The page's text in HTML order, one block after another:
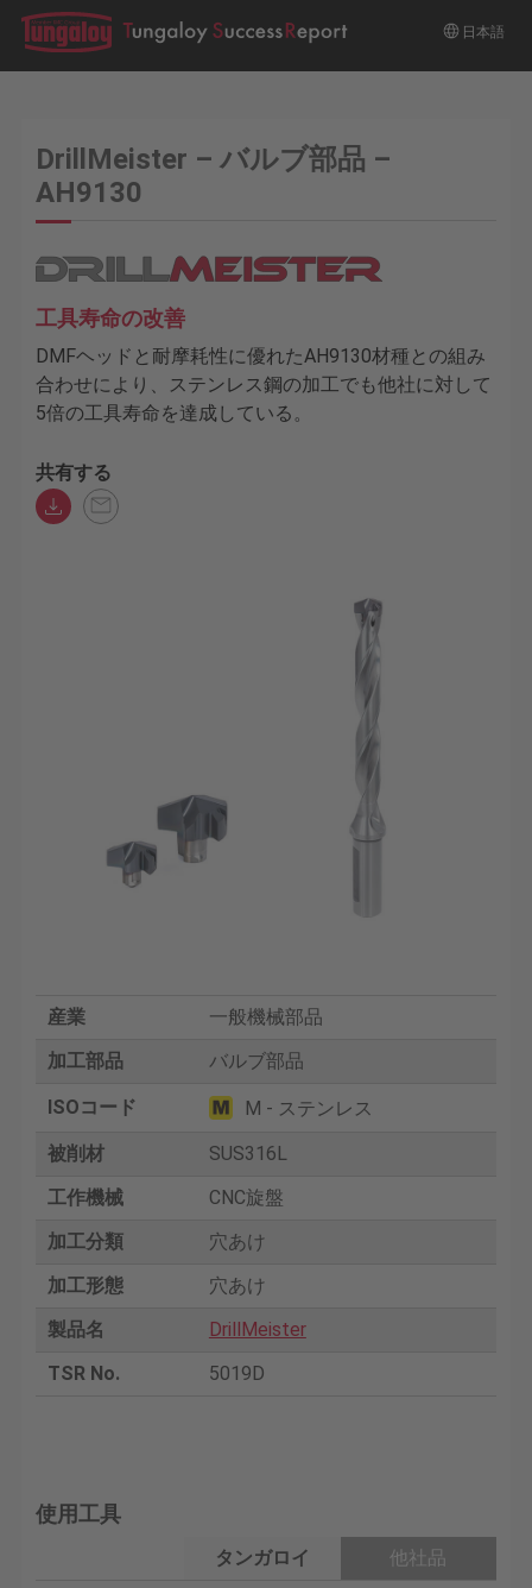
日本語
DrillMeister – バルブ部品 –
AH9130
工具寿命の改善
DMFヘッドと耐摩耗性に優れたAH9130材種との組み
合わせにより、ステンレス鋼の加工でも他社に対して
5倍の工具寿命を達成している。
共有する
産業
一般機械部品
加工部品
バルブ部品
ISOコード
M - ステンレス
被削材
SUS316L
工作機械
CNC旋盤
加工分類
穴あけ
加工形態
穴あけ
製品名
DrillMeister
TSR No.
5019D
使用工具
タンガロイ
他社品